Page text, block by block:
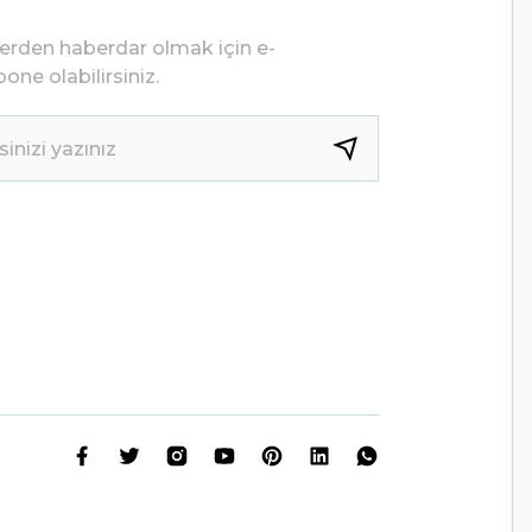
haberdar olmak için e-
olabilirsiniz.